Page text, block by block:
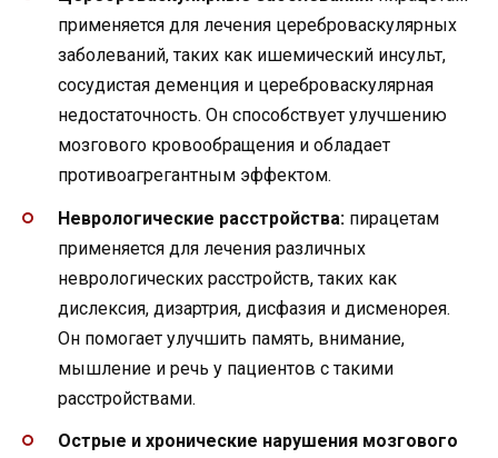
применяется для лечения цереброваскулярных
заболеваний, таких как ишемический инсульт,
сосудистая деменция и цереброваскулярная
недостаточность. Он способствует улучшению
мозгового кровообращения и обладает
противоагрегантным эффектом.
Неврологические расстройства: пирацетам
применяется для лечения различных
неврологических расстройств, таких как
дислексия, дизартрия, дисфазия и дисменорея.
Он помогает улучшить память, внимание,
мышление и речь у пациентов с такими
расстройствами.
Острые и хронические нарушения мозгового